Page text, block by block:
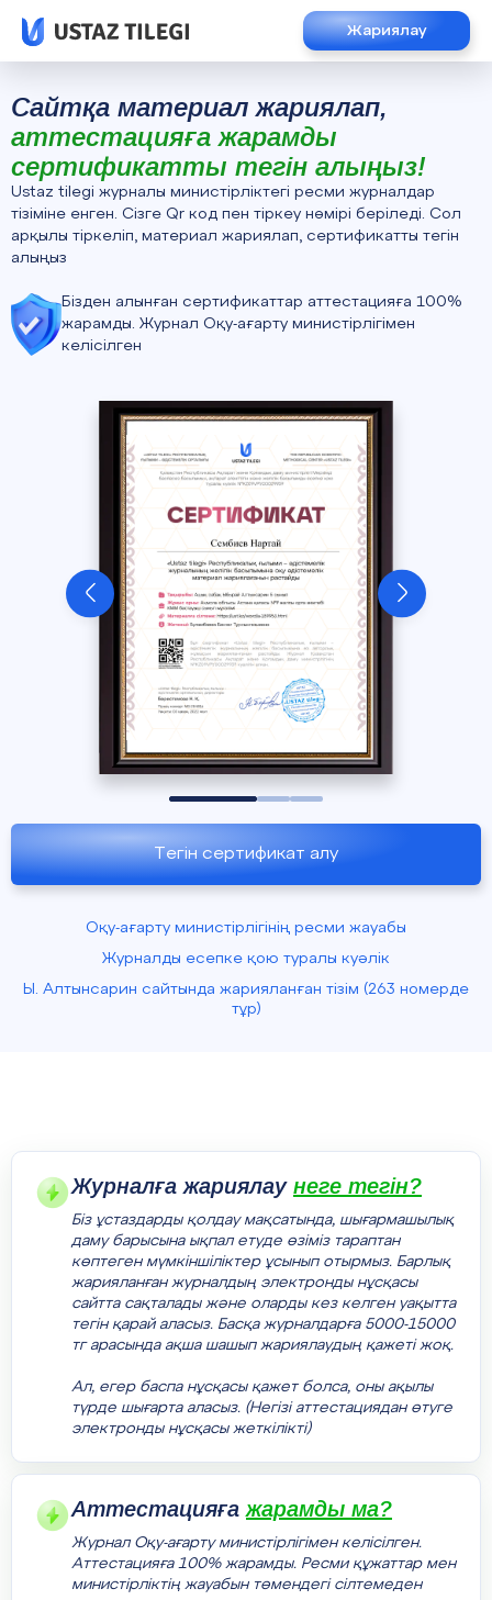
Жариялау
Сайтқа материал жариялап,
аттестацияға жарамды
сертификатты тегін алыңыз!
Ustaz tilegi журналы министірліктегі ресми журналдар
тізіміне енген. Сізге Qr код пен тіркеу нөмірі беріледі. Сол
арқылы тіркеліп, материал жариялап, сертификатты тегін
алыңыз
Бізден алынған сертификаттар аттестацияға 100%
жарамды. Журнал Оқу-ағарту министірлігімен
келісілген
Тегін сертификат алу
Оқу-ағарту министірлігінің ресми жауабы
Журналды есепке қою туралы куәлік
Ы. Алтынсарин сайтында жарияланған тізім (263 номерде
тұр)
Журналға жариялау неге тегін?
Біз ұстаздарды қолдау мақсатында, шығармашылық
даму барысына ықпал етуде өзіміз тараптан
көптеген мүмкіншіліктер ұсынып отырмыз. Барлық
жарияланған журналдың электронды нұсқасы
сайтта сақталады және оларды кез келген уақытта
тегін қарай аласыз. Басқа журналдарға 5000-15000
тг арасында ақша шашып жариялаудың қажеті жоқ.
Ал, егер баспа нұсқасы қажет болса, оны ақылы
түрде шығарта аласыз. (Негізі аттестациядан өтуге
электронды нұсқасы жеткілікті)
Аттестацияға жарамды ма?
Журнал Оқу-ағарту министірлігімен келісілген.
Аттестацияға 100% жарамды. Ресми құжаттар мен
министірліктің жауабын төмендегі сілтемеден